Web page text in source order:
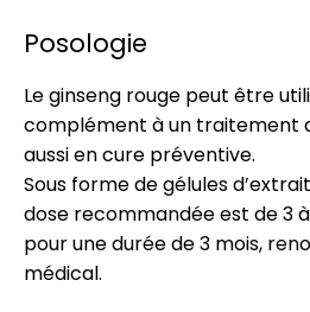
Posologie
Le ginseng rouge peut être
complément à un traitement
aussi en cure préventive.
Sous forme de gélules
dose recommandée est de 3
pour une durée de 3 mois,
médical.